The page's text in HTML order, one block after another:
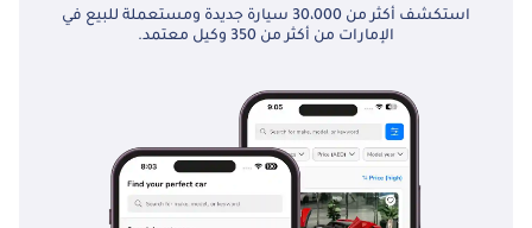
استكشف أكثر من 30،000 سيارة جديدة ومستعملة للبيع في
الإمارات من أكثر من 350 وكيل معتمد.